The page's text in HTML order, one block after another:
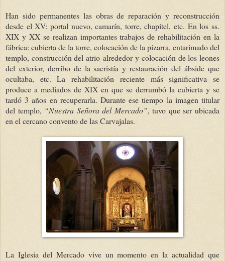
Han sido permanentes las obras de reparación y reconstrucción
desde el XV: portal nuevo, camarín, torre, chapitel, etc. En los ss.
XIX y XX se realizan importantes trabajos de rehabilitación en la
fábrica: cubierta de la torre, colocación de la pizarra, entarimado del
templo, construcción del atrio alrededor y colocación de los leones
del exterior, derribo de la sacristía y restauración del ábside que
ocultaba, etc. La rehabilitación reciente más significativa se
produce a mediados de XIX en que se derrumbó la cubierta y se
tardó 3 años en recuperarla. Durante ese tiempo la imagen titular
del templo, “Nuestra Señora del Mercado”, tuvo que ser ubicada
en el cercano convento de las Carvajalas.
La Iglesia del Mercado vive un momento en la actualidad que